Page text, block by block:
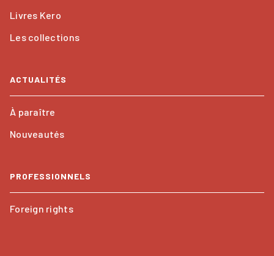
Livres Kero
Les collections
ACTUALITÉS
À paraître
Nouveautés
PROFESSIONNELS
Foreign rights